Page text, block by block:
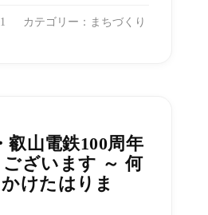
カテゴリー： まちづくり
山電鉄100周年
ざいます ～ 何
けたはりま